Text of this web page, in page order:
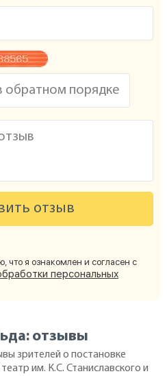
отзыв
что я ознакомлен и согласен с
персональных
отзывы
зрителей о постановке
им. К.С. Станиславского и